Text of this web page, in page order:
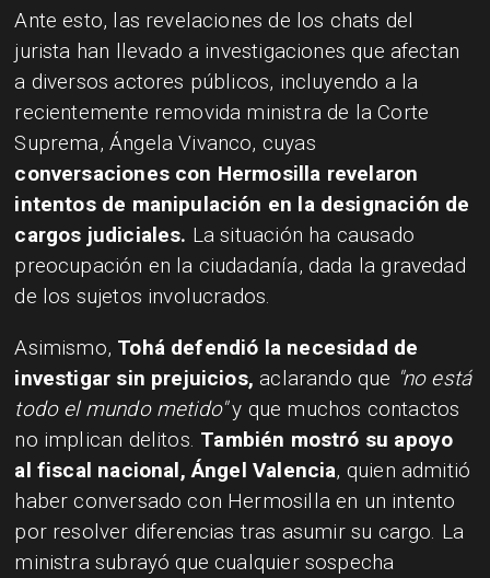
Ante esto, las revelaciones de los chats del
jurista han llevado a investigaciones que afectan
a diversos actores públicos, incluyendo a la
recientemente removida ministra de la Corte
Suprema, Ángela Vivanco, cuyas
conversaciones con Hermosilla revelaron
intentos de manipulación en la designación de
cargos judiciales. La situación ha causado
preocupación en la ciudadanía, dada la gravedad
de los sujetos involucrados.
Asimismo, Tohá defendió la necesidad de
investigar sin prejuicios, aclarando que "no está
todo el mundo metido"y que muchos contactos
no implican delitos. También mostró su apoyo
al fiscal nacional, Ángel Valencia, quien admitió
haber conversado con Hermosilla en un intento
por resolver diferencias tras asumir su cargo. La
ministra subrayó que cualquier sospecha